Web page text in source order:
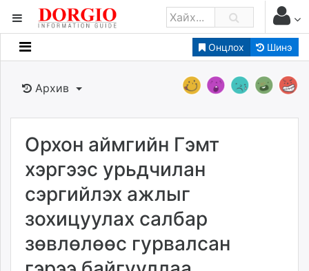
Онцлох Шинэ
Мэдээллийн
Банк санхүү
Бизнес ААН
Төрийн
Нийслэлийн
dorgio.mn
Gogo.mn
news.mn
zindaa.mn
Архив
Орхон аймгийн Гэмт
хэргээс урьдчилан
сэргийлэх ажлыг
зохицуулах салбар
зөвлөлөөс гурвалсан